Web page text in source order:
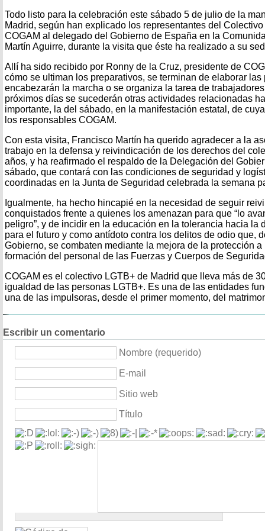
Todo listo para la celebración este sábado 5 de julio de la
Madrid, según han explicado los representantes del
COGAM al delegado del Gobierno de España en la
Martín Aguirre, durante la visita que éste ha realizado a su
Allí ha sido recibido por Ronny de la Cruz, presidente de
cómo se ultiman los preparativos, se terminan de elaborar las
encabezarán la marcha o se organiza la tarea de
próximos días se sucederán otras actividades relacionadas
importante, la del sábado, en la manifestación estatal, de
los responsables COGAM.
Con esta visita, Francisco Martín ha querido agradecer a la
trabajo en la defensa y reivindicación de los derechos del
años, y ha reafirmado el respaldo de la Delegación del
sábado, que contará con las condiciones de seguridad y
coordinadas en la Junta de Seguridad celebrada la semana
Igualmente, ha hecho hincapié en la necesidad de seguir
conquistados frente a quienes los amenazan para que “lo
peligro”, y de incidir en la educación en la tolerancia hacia la
para el futuro y como antídoto contra los delitos de odio que,
Gobierno, se combaten mediante la mejora de la protección
formación del personal de las Fuerzas y Cuerpos de
COGAM es el colectivo LGTB+ de Madrid que lleva más de
igualdad de las personas LGTB+. Es una de las entidades
una de las impulsoras, desde el primer momento, del
Escribir un comentario
Nombre (requerido)
E-mail
Sitio web
Título